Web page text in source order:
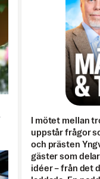
I mötet mellan
uppstår frågor
och prästen
gäster som
idéer – från det